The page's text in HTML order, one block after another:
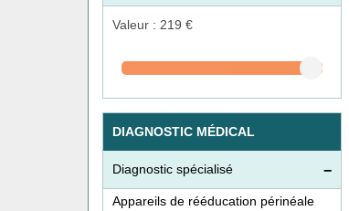
Valeur : 219 €
DIAGNOSTIC MÉDICAL
Diagnostic spécialisé
Appareils de rééducation périnéale